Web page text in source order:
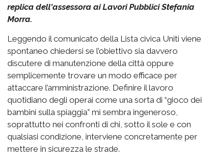
replica dell'assessora ai Lavori Pubblici Stefania
Morra.
Leggendo il comunicato della Lista civica Uniti viene
spontaneo chiedersi se l’obiettivo sia davvero
discutere di manutenzione della città oppure
semplicemente trovare un modo efficace per
attaccare l’amministrazione. Definire il lavoro
quotidiano degli operai come una sorta di “gioco dei
bambini sulla spiaggia” mi sembra ingeneroso,
soprattutto nei confronti di chi, sotto il sole e con
qualsiasi condizione, interviene concretamente per
mettere in sicurezza le strade.